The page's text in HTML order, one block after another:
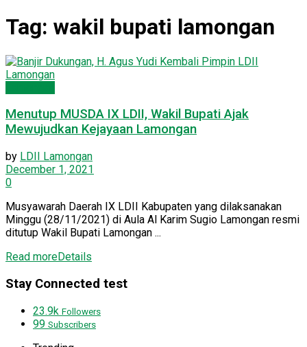
Tag: wakil bupati lamongan
Menutup MUSDA IX LDII, Wakil Bupati Ajak
Mewujudkan Kejayaan Lamongan
by LDII Lamongan
December 1, 2021
0
Musyawarah Daerah IX LDII Kabupaten yang dilaksanakan
Minggu (28/11/2021) di Aula Al Karim Sugio Lamongan resmi
ditutup Wakil Bupati Lamongan ...
Read moreDetails
Stay Connected test
23.9k Followers
99 Subscribers